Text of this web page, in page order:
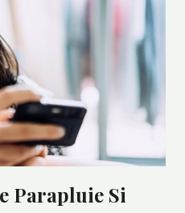
Parapluie Si